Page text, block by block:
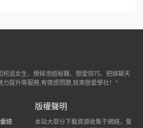
何追女生、撩妹泡妞秘籍、戀愛技巧、把妹聊天
提升等服務,有情感問題,就來戀愛學社！"
總
版權聲明
本站大部分下載資源收集于網絡，隻